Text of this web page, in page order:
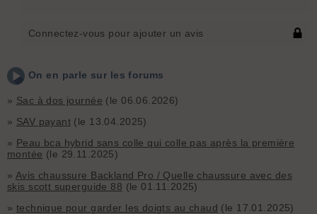
Connectez-vous pour ajouter un avis
On en parle sur les forums
» Sac à dos journée (le 06.06.2026)
» SAV payant (le 13.04.2025)
» Peau bca hybrid sans colle qui colle pas après la première
montée (le 29.11.2025)
» Avis chaussure Backland Pro / Quelle chaussure avec des
skis scott superguide 88 (le 01.11.2025)
» technique pour garder les doigts au chaud (le 17.01.2025)